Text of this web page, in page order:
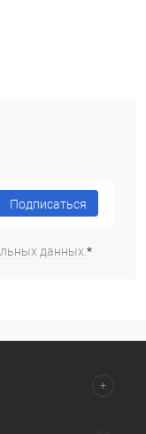
Подписаться
данных.*